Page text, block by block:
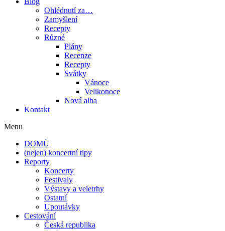
Ohlédnutí za…
Zamyšlení
Recepty
Různé
Plány
Recenze
Recepty
Svátky
Vánoce
Velikonoce
Nová alba
Kontakt
Menu
DOMŮ
(nejen) koncertní tipy
Reporty
Koncerty
Festivaly
Výstavy a veletrhy
Ostatní
Upoutávky
Cestování
Česká republika